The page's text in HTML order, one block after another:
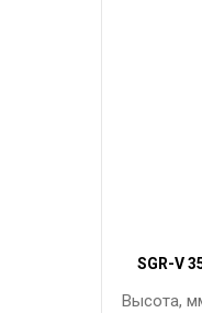
SGR-V
Высота,